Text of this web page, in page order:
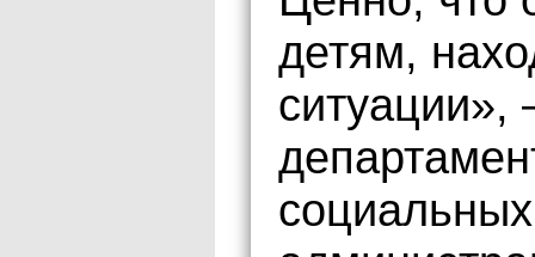
детям,
ситуации»,